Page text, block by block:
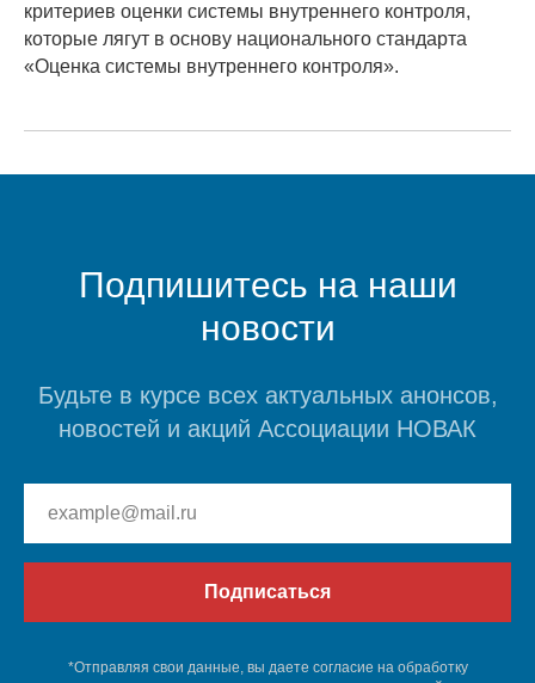
критериев оценки системы внутреннего контроля,
которые лягут в основу национального стандарта
«Оценка системы внутреннего контроля».
Подпишитесь на наши
новости
Будьте в курсе всех актуальных анонсов,
новостей и акций Ассоциации НОВАК
Подписаться
*Отправляя свои данные, вы даете согласие на обработку